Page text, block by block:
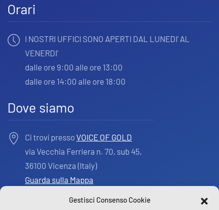
Gestisci Consenso Cookie
Orari
I NOSTRI UFFICI SONO APERTI DAL LUNEDI' AL
VENERDI'
dalle ore 9:00 alle ore 13:00
dalle ore 14:00 alle ore 18:00
Dove siamo
Ci trovi pressoVOICE OF GOLD
via Vecchia Ferriera n. 70, sub 45,
36100 Vicenza (Italy)
Guarda sulla Mappa